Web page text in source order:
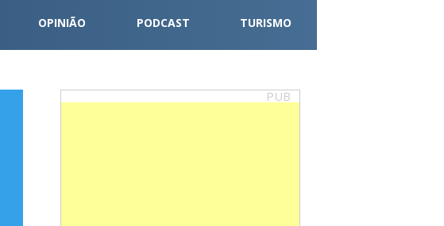
OPINIÃO PODCAST TURISMO
PUB